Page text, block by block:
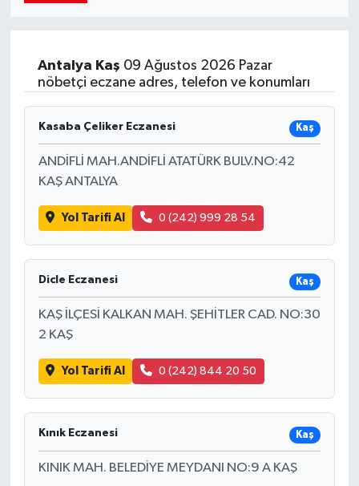
Antalya Kaş 09 Ağustos 2026 Pazar
nöbetçi eczane adres, telefon ve konumları
Kasaba Çeliker Eczanesi Kaş
ANDİFLİ MAH.ANDİFLİ ATATÜRK BULV.NO:42
KAŞ ANTALYA
Yol Tarifi Al 0 (242) 999 28 54
Dicle Eczanesi Kaş
KAŞ İLÇESİ KALKAN MAH. ŞEHİTLER CAD. NO:30
2 KAŞ
Yol Tarifi Al 0 (242) 844 20 50
Kınık Eczanesi Kaş
KINIK MAH. BELEDİYE MEYDANI NO:9 A KAŞ